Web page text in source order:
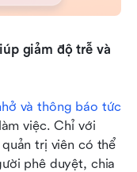
giảm độ trễ và
và thông báo tức
việc. Chỉ với
trị viên có thể
phê duyệt, chia